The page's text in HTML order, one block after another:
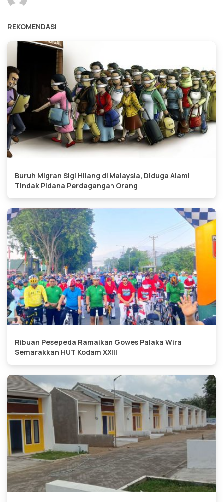
REKOMENDASI
Buruh Migran Sigi Hilang di Malaysia, Diduga Alami
Tindak Pidana Perdagangan Orang
Ribuan Pesepeda Ramaikan Gowes Palaka Wira
Semarakkan HUT Kodam XXIII